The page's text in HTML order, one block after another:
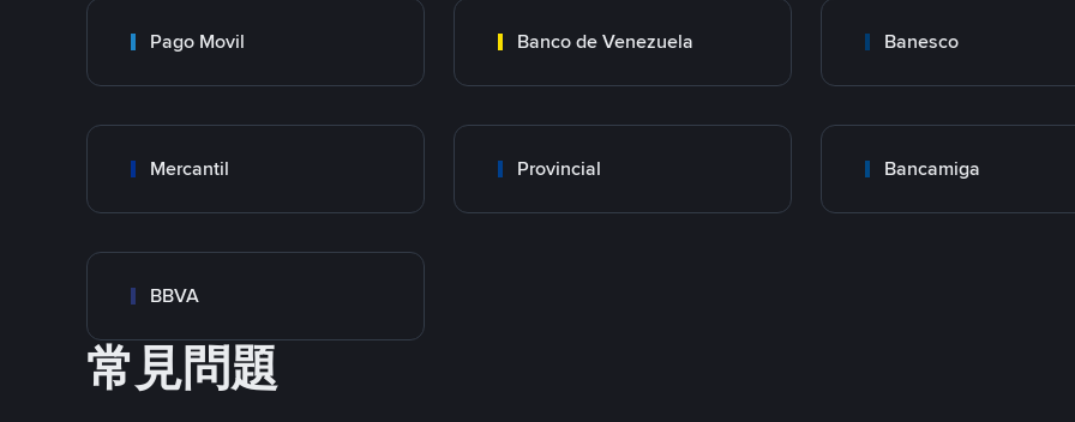
Pago Movil Banco de Venezuela Banesco
Mercantil Provincial Bancamiga
BBVA
常見問題